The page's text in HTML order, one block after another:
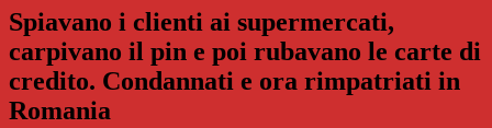
Spiavano i clienti ai supermercati,
carpivano il pin e poi rubavano le carte di
credito. Condannati e ora rimpatriati in
Romania